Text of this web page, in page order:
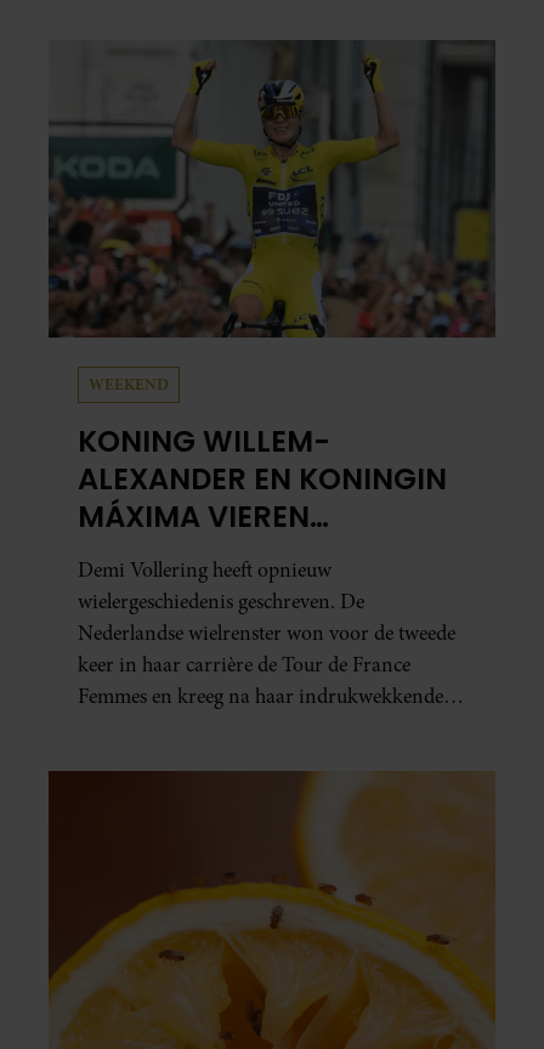
WEEKEND
KONING WILLEM-
ALEXANDER EN KONINGIN
MÁXIMA VIEREN
HISTORISCHE ZEGE DEMI
VOLLERING OP TOUR DE
FRANCE FEMMES
Demi Vollering heeft opnieuw
wielergeschiedenis geschreven. De
Nederlandse wielrenster won voor de tweede
keer in haar carrière de Tour de France
Femmes en kreeg na haar indrukwekkende